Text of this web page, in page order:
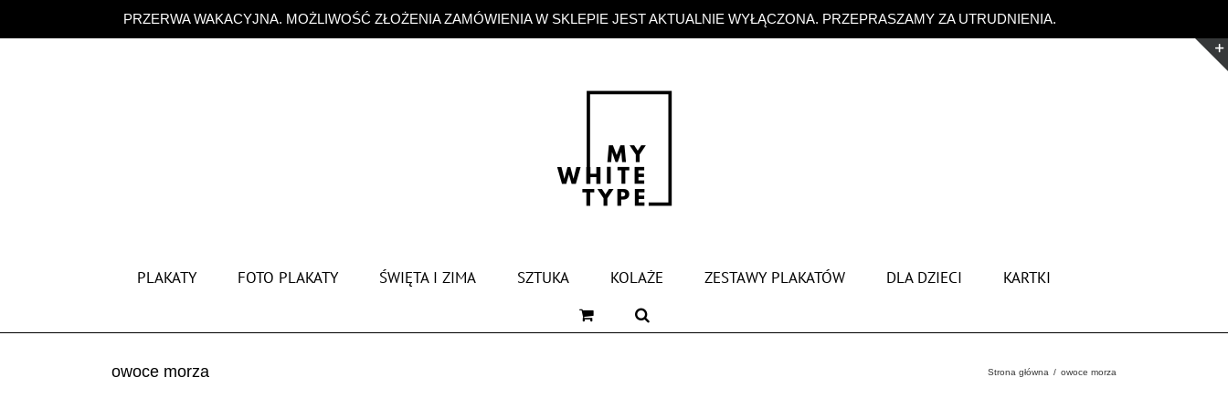
PRZERWA WAKACYJNA. MOŻLIWOŚĆ ZŁOŻENIA ZAMÓWIENIA W SKLEPIE JEST AKTUALNIE WYŁĄCZONA. PRZEPRASZAMY ZA UTRUDNIENIA.
zawartości
PLAKATY FOTO PLAKATY ŚWIĘTA I ZIMA SZTUKA KOLAŻE ZESTAWY PLAKATÓW DLA DZIECI KARTKI
owoce morza Strona główna owoce morza